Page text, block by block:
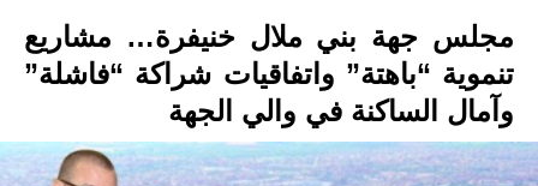
مجلس جهة بني ملال خنيفرة… مشاريع
تنموية “باهتة” واتفاقيات شراكة “فاشلة”
وآمال الساكنة في والي الجهة